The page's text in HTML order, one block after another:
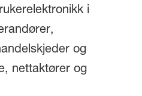
i
og
nettaktører og